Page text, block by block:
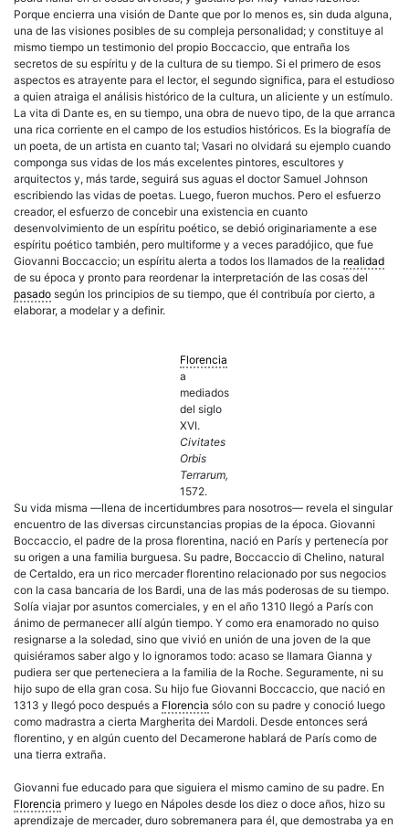
Porque encierra una visión de Dante que por lo menos es, sin duda alguna,
una de las visiones posibles de su compleja personalidad; y constituye al
mismo tiempo un testimonio del propio Boccaccio, que entraña los
secretos de su espíritu y de la cultura de su tiempo. Si el primero de esos
aspectos es atrayente para el lector, el segundo significa, para el estudioso
a quien atraiga el análisis histórico de la cultura, un aliciente y un estímulo.
La vita di Dante es, en su tiempo, una obra de nuevo tipo, de la que arranca
una rica corriente en el campo de los estudios históricos. Es la biografía de
un poeta, de un artista en cuanto tal; Vasari no olvidará su ejemplo cuando
componga sus vidas de los más excelentes pintores, escultores y
arquitectos y, más tarde, seguirá sus aguas el doctor Samuel Johnson
escribiendo las vidas de poetas. Luego, fueron muchos. Pero el esfuerzo
creador, el esfuerzo de concebir una existencia en cuanto
desenvolvimiento de un espíritu poético, se debió originariamente a ese
espíritu poético también, pero multiforme y a veces paradójico, que fue
Giovanni Boccaccio; un espíritu alerta a todos los llamados de la realidad
de su época y pronto para reordenar la interpretación de las cosas del
pasado según los principios de su tiempo, que él contribuía por cierto, a
elaborar, a modelar y a definir.
Florencia
a
mediados
del siglo
XVI.
Civitates
Orbis
Terrarum,
1572.
Su vida misma —llena de incertidumbres para nosotros— revela el singular
encuentro de las diversas circunstancias propias de la época. Giovanni
Boccaccio, el padre de la prosa florentina, nació en París y pertenecía por
su origen a una familia burguesa. Su padre, Boccaccio di Chelino, natural
de Certaldo, era un rico mercader florentino relacionado por sus negocios
con la casa bancaria de los Bardi, una de las más poderosas de su tiempo.
Solía viajar por asuntos comerciales, y en el año 1310 llegó a París con
ánimo de permanecer allí algún tiempo. Y como era enamorado no quiso
resignarse a la soledad, sino que vivió en unión de una joven de la que
quisiéramos saber algo y lo ignoramos todo: acaso se llamara Gianna y
pudiera ser que perteneciera a la familia de la Roche. Seguramente, ni su
hijo supo de ella gran cosa. Su hijo fue Giovanni Boccaccio, que nació en
1313 y llegó poco después a Florencia sólo con su padre y conoció luego
como madrastra a cierta Margherita dei Mardoli. Desde entonces será
florentino, y en algún cuento del Decamerone hablará de París como de
una tierra extraña.
Giovanni fue educado para que siguiera el mismo camino de su padre. En
Florencia primero y luego en Nápoles desde los diez o doce años, hizo su
aprendizaje de mercader, duro sobremanera para él, que demostraba ya en